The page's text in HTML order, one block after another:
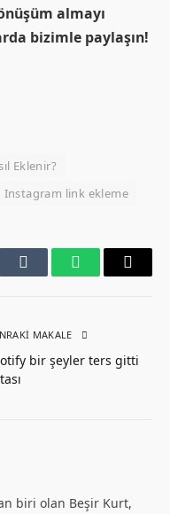
almayı
bizimle paylaşın!
Eklenir?
Instagram link ekleme
Tumblr WhatsAppEmail
MAKALE
bir şeyler ters gitti
biri olan Beşir Kurt,